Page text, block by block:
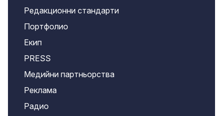
Редакционни стандарти
Портфолио
Екип
PRESS
Медийни партньорства
Реклама
Радио